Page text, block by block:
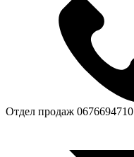
Отдел продаж 0676694710